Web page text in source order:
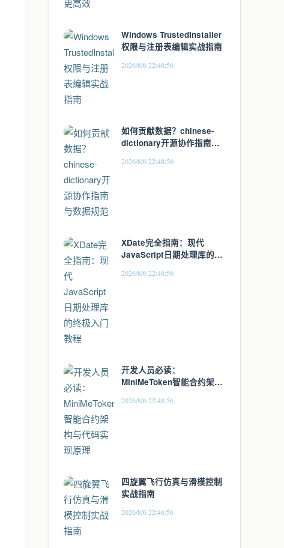
Windows TrustedInstaller
权限与注册表编辑实战指南
2026/8/6 22:48:56
如何贡献数据？chinese-
dictionary开源协作指南与
2026/8/6 22:48:56
XDate完全指南：现代
JavaScript日期处理库的终
2026/8/6 22:48:56
开发人员必读：
MiniMeToken智能合约架构
2026/8/6 22:48:56
四旋翼飞行仿真与滑模控制
实战指南
2026/8/6 22:46:56